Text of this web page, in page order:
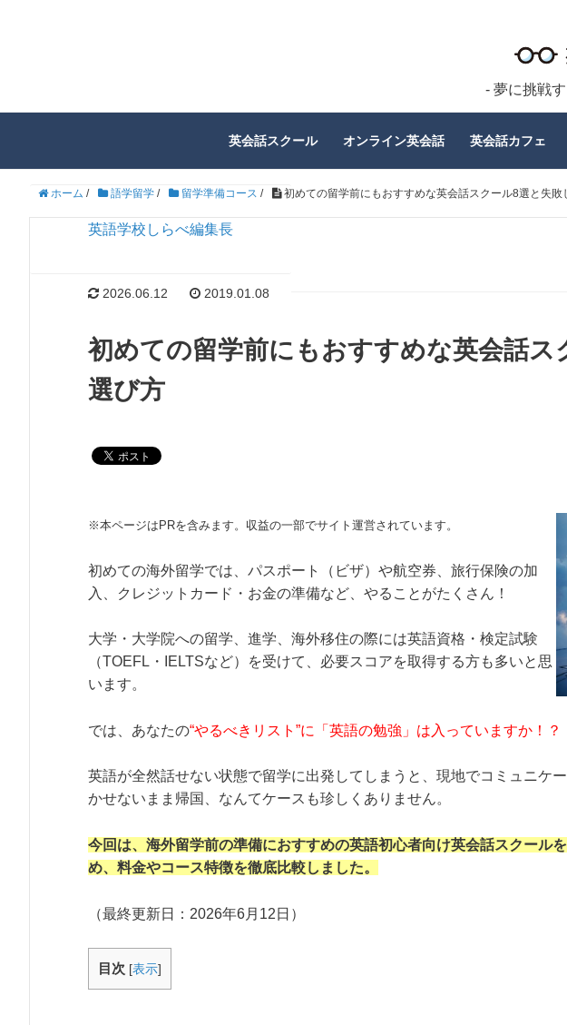
- 夢に挑戦
英会話スクール オンライン英会話 英会話カフェ
ホーム / 語学留学 / 留学準備コース / 初めての留学前にもおすすめな英会話スクール8選と失敗
英語学校しらべ編集長
2026.06.12 2019.01.08
初めての留学前にもおすすめな英会話ス
選び方
※本ページはPRを含みます。収益の一部でサイト運営されています。
初めての海外留学では、パスポート（ビザ）や航空券、旅行保険の加
入、クレジットカード・お金の準備など、やることがたくさん！
大学・大学院への留学、進学、海外移住の際には英語資格・検定試験
（TOEFL・IELTSなど）を受けて、必要スコアを取得する方も多いと思
います。
では、あなたの“やるべきリスト”に「英語の勉強」は入っていますか！？
英語が全然話せない状態で留学に出発してしまうと、現地でコミュニケ
かせないまま帰国、なんてケースも珍しくありません。
今回は、海外留学前の準備におすすめの英語初心者向け英会話スクール
め、料金やコース特徴を徹底比較しました。
（最終更新日： 2026年6月12日 ）
目次 [表示]